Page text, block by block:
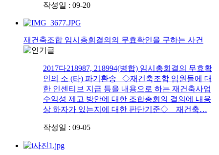
작성일 : 09-20
재건축조합 임시총회결의의 무효확인을 구하는 사건
2017다218987, 218994(병합) 임시총회결의 무효확
인의 소 (타) 파기환송 ◇재건축조합 임원들에 대
한 인센티브 지급 등을 내용으로 하는 재건축사업
수익성 제고 방안에 대한 조합총회의 결의에 내용
상 하자가 있는지에 대한 판단기준◇ 재건축…
작성일 : 09-05